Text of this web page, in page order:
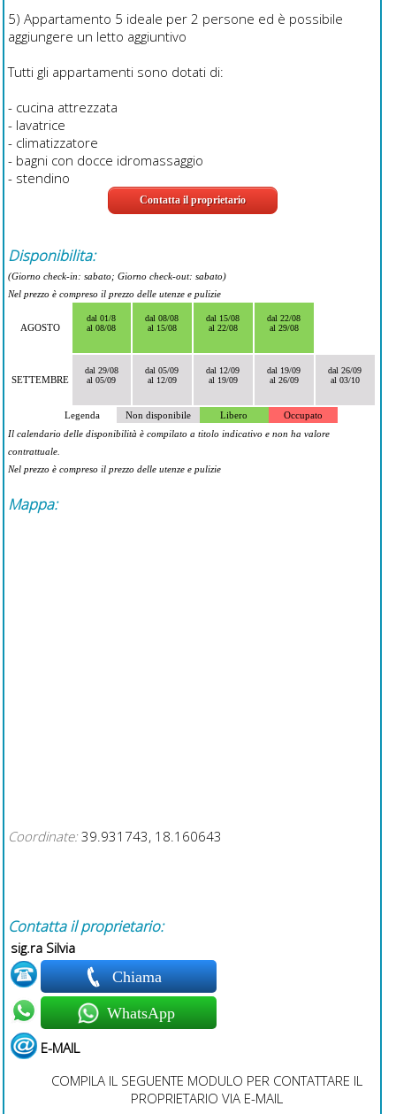
5) Appartamento 5 ideale per 2 persone ed è possibile
aggiungere un letto aggiuntivo
Tutti gli appartamenti sono dotati di:
- cucina attrezzata
- lavatrice
- climatizzatore
- bagni con docce idromassaggio
- stendino
Contatta il proprietario
Disponibilita:
(Giorno check-in: sabato; Giorno check-out: sabato)
Nel prezzo è compreso il prezzo delle utenze e pulizie
AGOSTO
dal 01/8
al 08/08
dal 08/08
al 15/08
dal 15/08
al 22/08
dal 22/08
al 29/08
SETTEMBRE
dal 29/08
al 05/09
dal 05/09
al 12/09
dal 12/09
al 19/09
dal 19/09
al 26/09
dal 26/09
al 03/10
Legenda Non disponibile Libero
Occupato
Il calendario delle disponibilità è compilato a titolo indicativo e non ha valore
contrattuale.
Nel prezzo è compreso il prezzo delle utenze e pulizie
Mappa:
Coordinate: 39.931743, 18.160643
Contatta il proprietario:
sig.ra Silvia
Chiama
WhatsApp
E-MAIL
COMPILA IL SEGUENTE MODULO PER CONTATTARE IL
PROPRIETARIO VIA E-MAIL